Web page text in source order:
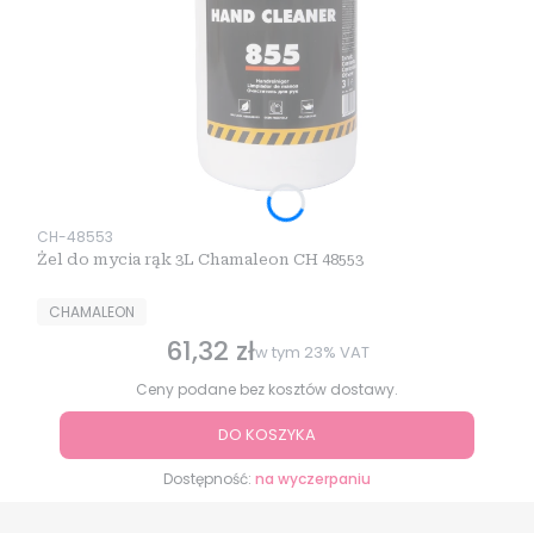
Kod produktu
CH-48553
Żel do mycia rąk 3L Chamaleon CH 48553
PRODUCENT
CHAMALEON
Cena brutto
61,32 złw tym 23% VAT
Ceny podane bez kosztów dostawy.
DO KOSZYKA
Dostępność: na wyczerpaniu